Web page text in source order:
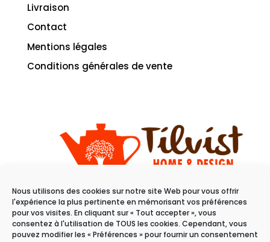
Nous utilisons des cookies sur notre site Web pour vous offrir
l'expérience la plus pertinente en mémorisant vos préférences
pour vos visites. En cliquant sur « Tout accepter », vous
consentez à l'utilisation de TOUS les cookies. Cependant, vous
pouvez modifier les « Préférences » pour fournir un consentement
Livraison
Contact
Mentions légales
Conditions générales de vente
11 rue du raisin
68100 Mulhouse
Du mardi au samedi